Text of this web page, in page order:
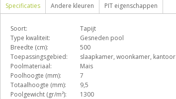
Specificaties
Soort:
Tapijt
Type kwaliteit:
Gesneden pool
Breedte (cm):
500
Toepassingsgebied:
slaapkamer, woonkamer, kantoor
Poolmateriaal:
Mais
Poolhoogte (mm):
7
Totaalhoogte (mm):
9,5
Poolgewicht (gr/m²):
1300
Andere kleuren PIT eigenschappen
D eF h L
pqsT